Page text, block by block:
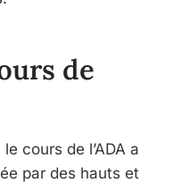
de
cours de l’ADA a
par des hauts et